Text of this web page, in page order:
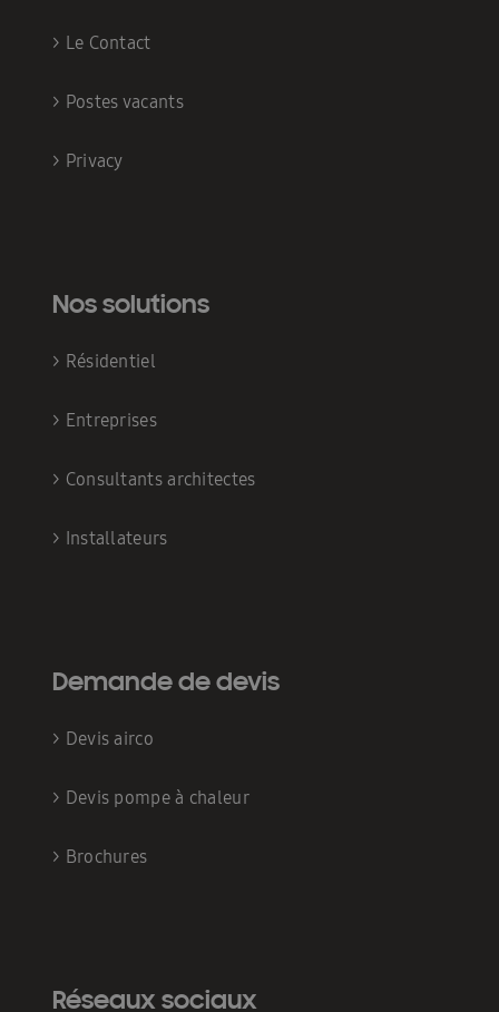
> Le Contact
> Postes vacants
> Privacy
Nos solutions
> Résidentiel
> Entreprises
> Consultants architectes
> Installateurs
Demande de devis
> Devis airco
> Devis pompe à chaleur
> Brochures
Réseaux sociaux